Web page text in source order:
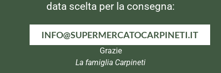
data scelta per la consegna:
INFO@SUPERMERCATOCARPINETI.IT
Grazie
La famiglia Carpineti